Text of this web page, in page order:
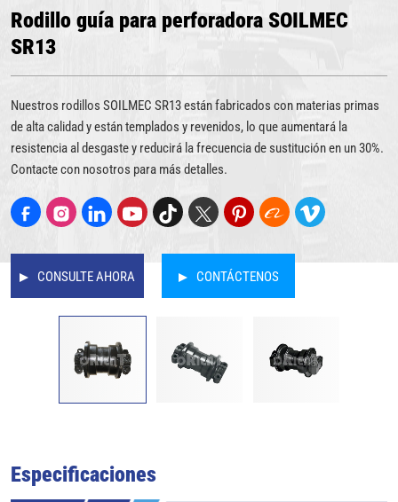
Rodillo guía para perforadora SOILMEC
SR13
Nuestros rodillos SOILMEC SR13 están fabricados con materias primas
de alta calidad y están templados y revenidos, lo que aumentará la
resistencia al desgaste y reducirá la frecuencia de sustitución en un 30%.
Contacte con nosotros para más detalles.
CONSULTE AHORA CONTÁCTENOS
Especificaciones